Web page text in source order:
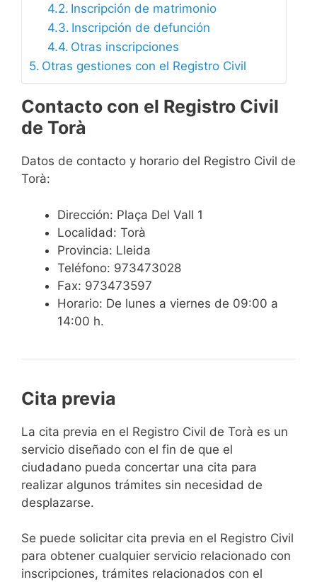
Inscripción de matrimonio
Inscripción de defunción
Otras inscripciones
Otras gestiones con el Registro Civil
Contacto con el Registro Civil
de Torà
Datos de contacto y horario del Registro Civil de
Torà:
Dirección: Plaça Del Vall 1
Localidad: Torà
Provincia: Lleida
Teléfono: 973473028
Fax: 973473597
Horario: De lunes a viernes de 09:00 a
14:00 h.
Cita previa
​​​​​​​​​​​​​​​​​​​​​​​​​​​​La cita previa en el Registro Civil de Torà es un
servicio diseñado con el fin de que el
ciudadano pueda concertar una cita para
realizar algunos trámites sin necesidad de
desplazarse.​
Se puede solicitar cita previa en el Registro Civil
para obtener cualquier servicio relacionado con
inscripciones, trámites relacionados con el